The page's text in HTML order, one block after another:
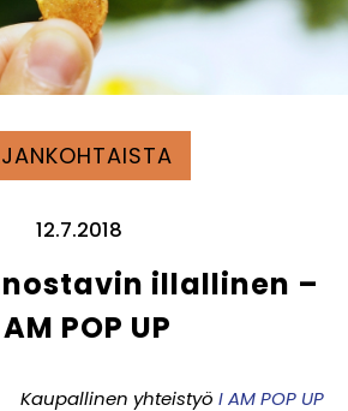
12.7.2018
illallinen –
POP UP
Kaupallinen yhteistyö I AM POP UP